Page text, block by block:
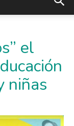
el
niñas